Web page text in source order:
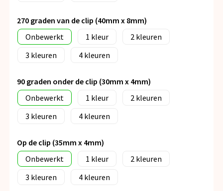
270 graden van de clip (40mm x 8mm)
Onbewerkt
1
2
3
4
90 graden onder de clip (30mm x 4mm)
Onbewerkt
1
2
3
4
Op de clip (35mm x 4mm)
Onbewerkt
1
2
3
4